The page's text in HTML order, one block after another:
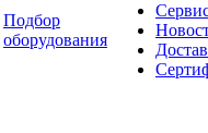
Подбор
оборудования